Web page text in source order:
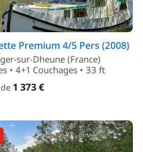
Premium 4/5 Pers (2008)
sur-Dheune (France)
• 4+1 Couchages • 33 ft
1 373 €